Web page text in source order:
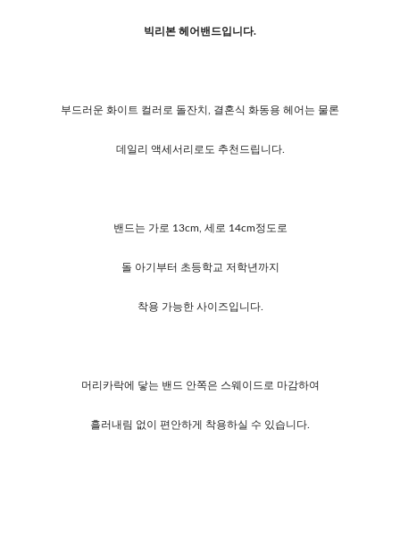
빅리본 헤어밴드입니다.
부드러운 화이트 컬러로 돌잔치, 결혼식 화동용 헤어는 물론
데일리 액세서리로도 추천드립니다.
밴드는 가로 13cm, 세로 14cm정도로
돌 아기부터 초등학교 저학년까지
착용 가능한 사이즈입니다.
머리카락에 닿는 밴드 안쪽은 스웨이드로 마감하여
흘러내림 없이 편안하게 착용하실 수 있습니다.